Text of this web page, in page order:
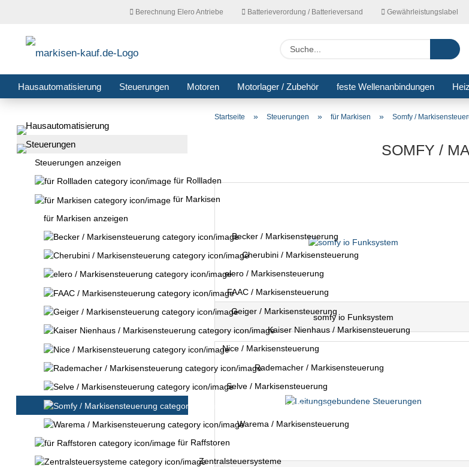
Berechnung Elero Antriebe Batterieverordung / Batterieversand Gewährleistungslabel
Hausautomatisierung Steuerungen Motoren Motorlager / Zubehör feste Wellenanbindungen
Startseite » Steuerungen » für Markisen » Somfy /
SOMFY /
somfy io Funksystem
Hausautomatisierung
Steuerungen
Steuerungen anzeigen
für Rollladen
für Markisen
für Markisen anzeigen
Becker / Markisensteuerung
Cherubini / Markisensteuerung
elero / Markisensteuerung
FAAC / Markisensteuerung
Geiger / Markisensteuerung
Kaiser Nienhaus / Markisensteuerung
Nice / Markisensteuerung
Rademacher / Markisensteuerung
Selve / Markisensteuerung
Somfy / Markisensteuerung
Warema / Markisensteuerung
für Raffstoren
Zentralsteuersysteme